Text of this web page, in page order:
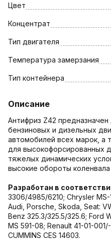
Цвет
Концентрат
Тип двигателя
Температура замерзания
Тип контейнера
Описание
Антифриз Z42
бензиновых и дизельных
автомобилей всех марок, а
для высокофорсированных
тяжелых динамических
высокие обороты
Разработан в
3306/4985/6210; Chrysler MS-
Audi, Porsche, Skoda, Seat:
Benz 325.3/325.5/325.6; Ford
MS 591-08; Renault 41-01-
CUMMINS CES 14603.